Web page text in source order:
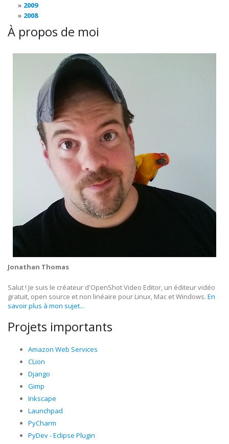
2009
2008
À propos de moi
Jonathan Thomas
Salut ! Je suis le créateur d'OpenShot Video Editor, un éditeur vidéo
gratuit, open source et non linéaire pour Linux, Mac et Windows. En
savoir plus à mon sujet...
Projets importants
Amazon Web Services
CLion
Django
Gimp
Inkscape
Launchpad
PyCharm
PyDev - Eclipse Plugin